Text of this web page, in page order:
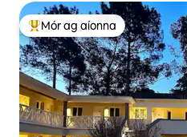
An-mhór ag aíonna
Mór ag aíonna